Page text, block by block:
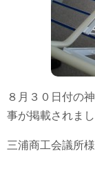
８月３０日付の
事が掲載されま
三浦商工会議所